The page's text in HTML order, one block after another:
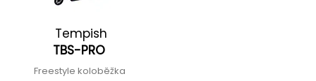
Tempish
TBS-PRO
Freestyle koloběžka